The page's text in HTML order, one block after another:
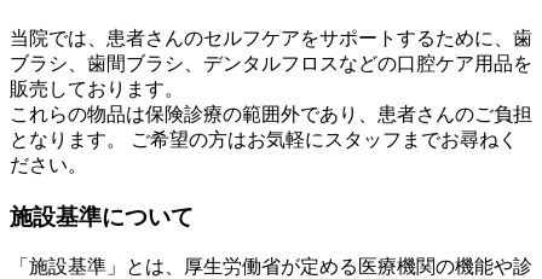
当院では、患者さんのセルフケアをサポートするために、歯
ブラシ、歯間ブラシ、デンタルフロスなどの口腔ケア用品を
販売しております。
これらの物品は保険診療の範囲外であり、患者さんのご負担
となります。 ご希望の方はお気軽にスタッフまでお尋ねく
ださい。
施設基準について
「施設基準」とは、厚生労働省が定める医療機関の機能や診